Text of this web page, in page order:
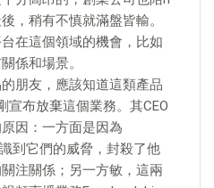
，稍有不慎就滿盤皆輸。
在這個領域的機會，比如
係和場景。
朋友，應該知道這類產品
宣布放棄這個業務。其CEO
因：一方面是因為
到它們的威脅，封殺了他
注關係；另一方敏，這兩